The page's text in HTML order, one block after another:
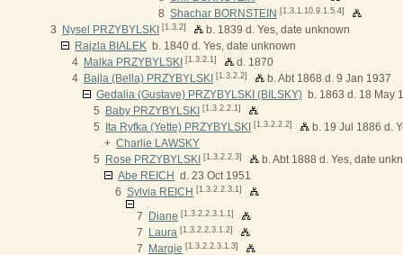
8 Shachar BORNSTEIN [1.3.1.10.9.1.5.4]
3 Nysel PRZYBYLSKI [1.3.2]
b. 1839 d. Yes, date unknown
Rajzla BIALEK b. 1840 d. Yes, date unknown
4 Malka PRZYBYLSKI [1.3.2.1]
d. 1870
4 Bajla (Bella) PRZYBYLSKI [1.3.2.2]
b. Abt 1868 d. 9 Jan 1937
Gedalia (Gustave) PRZYBYLSKI (BILSKY) b. 1863 d. 18 May
5
Baby PRZYBYLSKI [1.3.2.2.1]
5 Ita Ryfka (Yette) PRZYBYLSKI [1.3.2.2.2]
b. 19 Jul 1886 d.
+ Charlie LAWSKY
5
Rose PRZYBYLSKI [1.3.2.2.3]
b. Abt 1888 d. Yes, date
Abe REICH d. 23 Oct 1951
6 Sylvia REICH [1.3.2.2.3.1]
7 Diane [1.3.2.2.3.1.1]
7 Laura [1.3.2.2.3.1.2]
7 Margie [1.3.2.2.3.1.3]